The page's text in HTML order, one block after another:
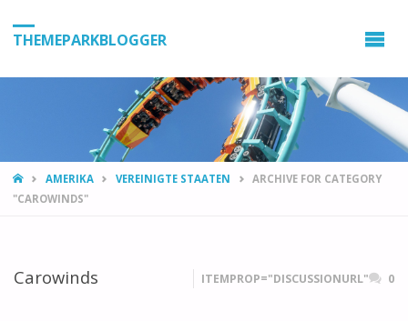
THEMEPARKBLOGGER
HOMEAMERIKA VEREINIGTE STAATEN
ARCHIVE FOR CATEGORY
"CAROWINDS"
Carowinds ITEMPROP="DISCUSSIONURL" 0